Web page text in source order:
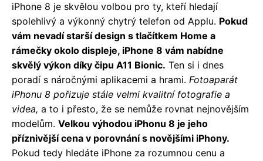
iPhone 8 je skvělou volbou pro ty, kteří hledají
spolehlivý a výkonný chytrý telefon od Applu. Pokud
vám nevadí starší design s tlačítkem Home a
rámečky okolo displeje, iPhone 8 vám nabídne
skvělý výkon díky čipu A11 Bionic. Ten si i dnes
poradí s náročnými aplikacemi a hrami. Fotoaparát
iPhonu 8 pořizuje stále velmi kvalitní fotografie a
videa, a to i přesto, že se nemůže rovnat nejnovějším
modelům. Velkou výhodou iPhonu 8 je jeho
příznivější cena v porovnání s novějšími iPhony.
Pokud tedy hledáte iPhone za rozumnou cenu a